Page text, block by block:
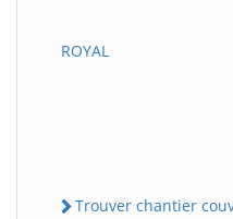
ROYAL
Trouver chantier